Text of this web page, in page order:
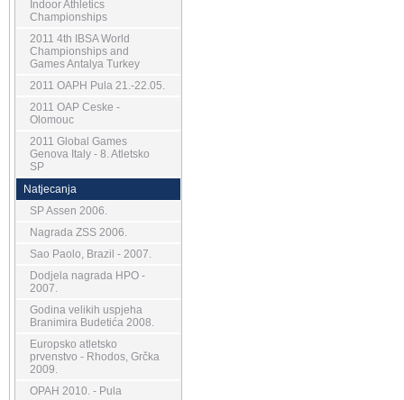
Indoor Athletics
Championships
2011 4th IBSA World
Championships and
Games Antalya Turkey
2011 OAPH Pula 21.-22.05.
2011 OAP Ceske -
Olomouc
2011 Global Games
Genova Italy - 8. Atletsko
SP
Natjecanja
SP Assen 2006.
Nagrada ZSS 2006.
Sao Paolo, Brazil - 2007.
Dodjela nagrada HPO -
2007.
Godina velikih uspjeha
Branimira Budetića 2008.
Europsko atletsko
prvenstvo - Rhodos, Grčka
2009.
OPAH 2010. - Pula